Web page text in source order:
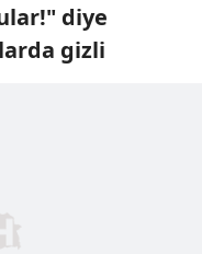
diye
gizli